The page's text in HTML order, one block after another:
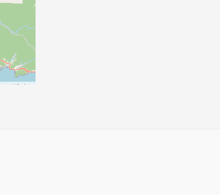
contributors